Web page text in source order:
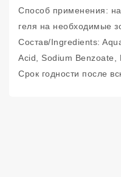
Способ применения:
геля на необходимые
Состав/Ingredients:
Acid, Sodium Benzoate,
Срок годности после